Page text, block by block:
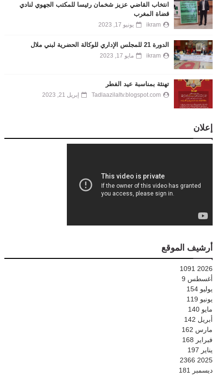
انتخاب القاضي عزيز شخمان رئيسا للمكتب الجهوي لنادي
قضاة المغرب
ikram يونيو 17, 2023
الدورة 21 للمجلس الإداري للوكالة الحضرية لبني ملال
ikram مايو 17, 2023
تهنئة بمناسبة عيد الفطر
Tadlaazilaltv.blogspot.com إبريل 21, 2023
إعلان
أرشيف الموقع
2026
1091
أغسطس 9
يوليو 154
يونيو 119
مايو 140
أبريل 142
مارس 162
فبراير 168
يناير 197
2025
2366
ديسمبر
181